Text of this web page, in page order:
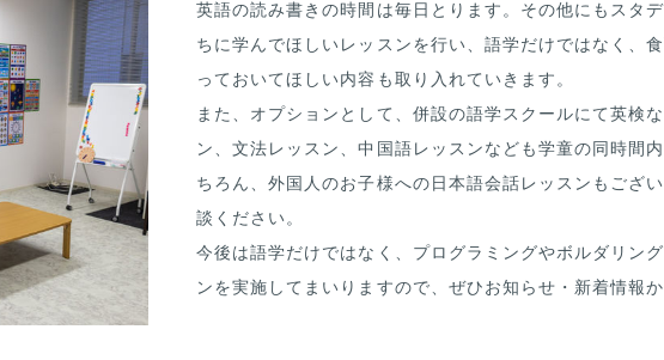
英語の読み書きの時間は毎日とります。その他にもスタ
ちに学んでほしいレッスンを行い、語学だけではなく、
っておいてほしい内容も取り入れていきます。
また、オプションとして、併設の語学スクールにて英検
ン、文法レッスン、中国語レッスンなども学童の同時間
ちろん、外国人のお子様への日本語会話レッスンもござ
談ください。
今後は語学だけではなく、プログラミングやボルダリン
ンを実施してまいりますので、ぜひお知らせ・新着情報